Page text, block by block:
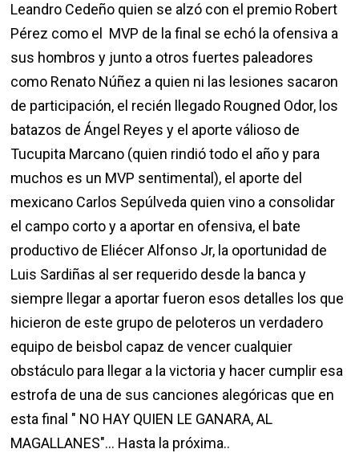
Leandro Cedeño quien se alzó con el premio Robert
Pérez como el MVP de la final se echó la ofensiva a
sus hombros y junto a otros fuertes paleadores
como Renato Núñez a quien ni las lesiones sacaron
de participación, el recién llegado Rougned Odor, los
batazos de Ángel Reyes y el aporte válioso de
Tucupita Marcano (quien rindió todo el año y para
muchos es un MVP sentimental), el aporte del
mexicano Carlos Sepúlveda quien vino a consolidar
el campo corto y a aportar en ofensiva, el bate
productivo de Eliécer Alfonso Jr, la oportunidad de
Luis Sardiñas al ser requerido desde la banca y
siempre llegar a aportar fueron esos detalles los que
hicieron de este grupo de peloteros un verdadero
equipo de beisbol capaz de vencer cualquier
obstáculo para llegar a la victoria y hacer cumplir esa
estrofa de una de sus canciones alegóricas que en
esta final " NO HAY QUIEN LE GANARA, AL
MAGALLANES"... Hasta la próxima..